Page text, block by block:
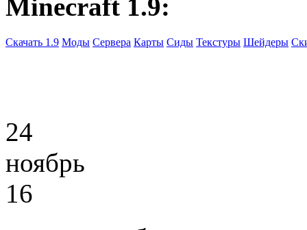
Minecraft 1.9:
Скачать 1.9 Моды Сервера Карты Сиды Текстуры Шейдеры
24
ноябрь
16